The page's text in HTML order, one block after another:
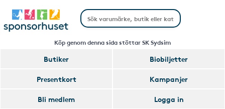
Köp genom denna sida stöttar SK Sydsim
Butiker
Biobiljetter
Presentkort
Kampanjer
Bli medlem
Logga in